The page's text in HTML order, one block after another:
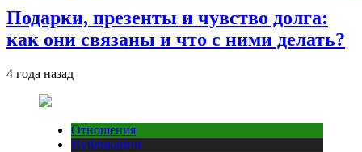
Подарки, презенты и чувство долга:
как они связаны и что с ними делать?
4 года назад
Отношения
Публикации